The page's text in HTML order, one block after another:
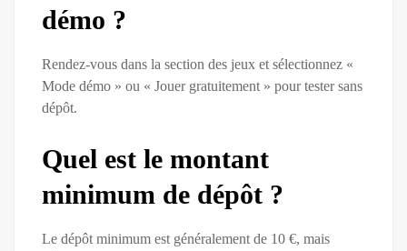
démo ?
Rendez-vous dans la section des jeux et sélectionnez «
Mode démo » ou « Jouer gratuitement » pour tester sans
dépôt.
Quel est le montant
minimum de dépôt ?
Le dépôt minimum est généralement de 10 €, mais